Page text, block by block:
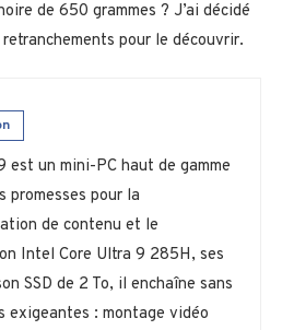
de 650 grammes ? J’ai décidé
pour le découvrir.
est un mini-PC haut de gamme
pour la
de contenu et le
Intel Core Ultra 9 285H, ses
SSD de 2 To, il enchaîne sans
exigeantes : montage vidéo